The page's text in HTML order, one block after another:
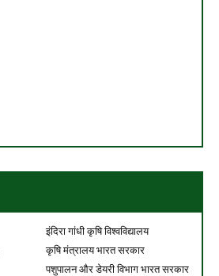
इंदिरा गांधी कृषि विश्वविद्यालय
कृषि मंत्रालय भारत सरकार
पशुपालन और डेयरी विभाग भारत सरकार